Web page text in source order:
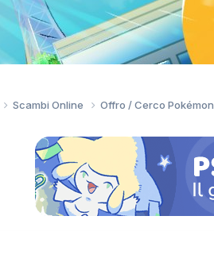
Scambi Online Offro / Cerco Pokémon